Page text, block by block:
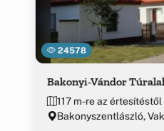
24578
Bakonyi-Vándor
117 m-re az értesítéstől
Bakonyszentlászló,